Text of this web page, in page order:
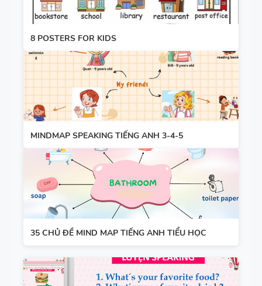
8 POSTERS FOR KIDS
MINDMAP SPEAKING TIẾNG ANH 3-4-5
35 CHỦ ĐỀ MIND MAP TIẾNG ANH TIỂU HỌC